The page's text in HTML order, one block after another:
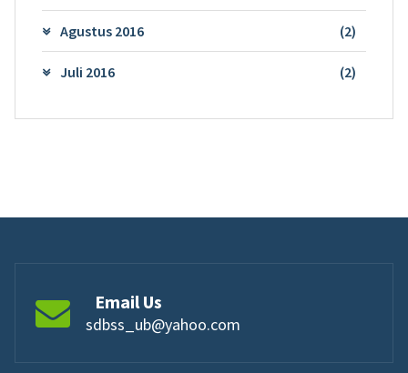
Agustus 2016 (2)
Juli 2016 (2)
Email Us
sdbss_ub@yahoo.com